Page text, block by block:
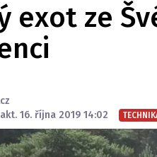
exot ze
akt. 16. října 2019 14:02